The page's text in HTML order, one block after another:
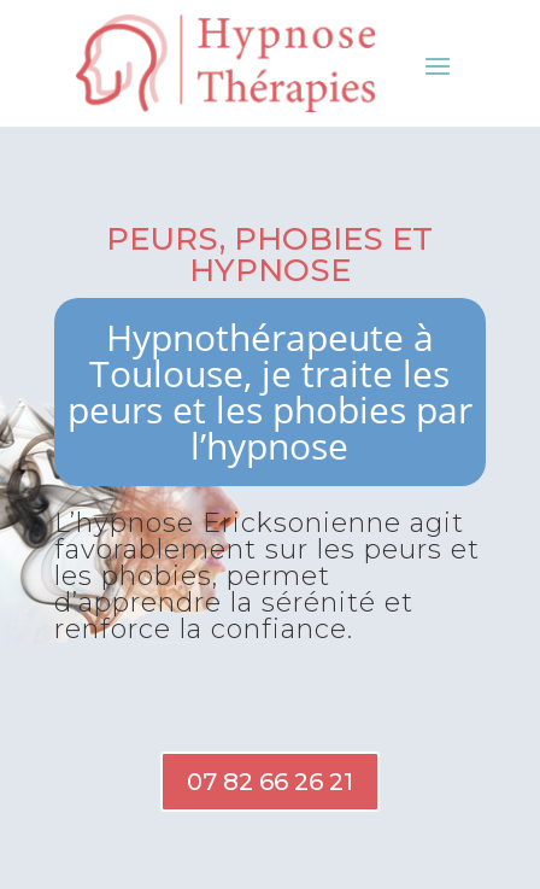
PEURS, PHOBIES ET
HYPNOSE
Hypnothérapeute à
Toulouse, je traite les
peurs et les phobies par
l’hypnose
L’hypnose Ericksonienne agit
favorablement sur les peurs et
les phobies, permet
d’apprendre la sérénité et
renforce la confiance.
07 82 66 26 21